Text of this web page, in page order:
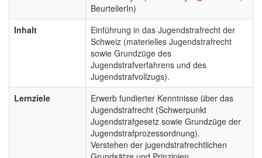
BeurteilerIn)
Inhalt
Einführung in das Jugendstrafrecht der
Schweiz (materielles Jugendstrafrecht
sowie Grundzüge des
Jugendstrafverfahrens und des
Jugendstrafvollzugs).
Lernziele
Erwerb fundierter Kenntnisse über das
Jugendstrafrecht (Schwerpunkt
Jugendstrafgesetz sowie Grundzüge der
Jugendstrafprozessordnung).
Verstehen der jugendstrafrechtlichen